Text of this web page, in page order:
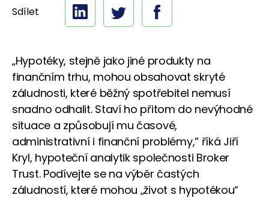
Sdílet
„Hypotéky, stejně jako jiné produkty na
finančním trhu, mohou obsahovat skryté
záludnosti, které běžný spotřebitel nemusí
snadno odhalit. Staví ho přitom do nevýhodné
situace a způsobují mu časové,
administrativní i finanční problémy,” říká Jiří
Kryl, hypoteční analytik společnosti Broker
Trust. Podívejte se na výběr častých
záludností, které mohou „život s hypotékou“